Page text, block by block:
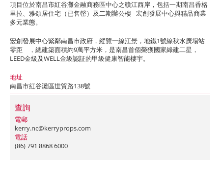
項目位於南昌市紅谷灘金融商務區中心之贛江西岸，包括一期南昌香格
里拉、雅頌居住宅（已售罄）及二期辦公樓 - 宏創發展中心與精品商業
多元業態。
宏創發展中心緊鄰南昌市政府，縱覽一線江景，地鐵1號線秋水廣場站
零距離，總建築面積約9萬平方米，是南昌首個榮獲國家綠建二星，
LEED金級及WELL金級認証的甲級健康智能樓宇。
地址
南昌市紅谷灘區世貿路138號
查詢
電郵
kerry.nc@kerryprops.com
電話
(86) 791 8868 6000